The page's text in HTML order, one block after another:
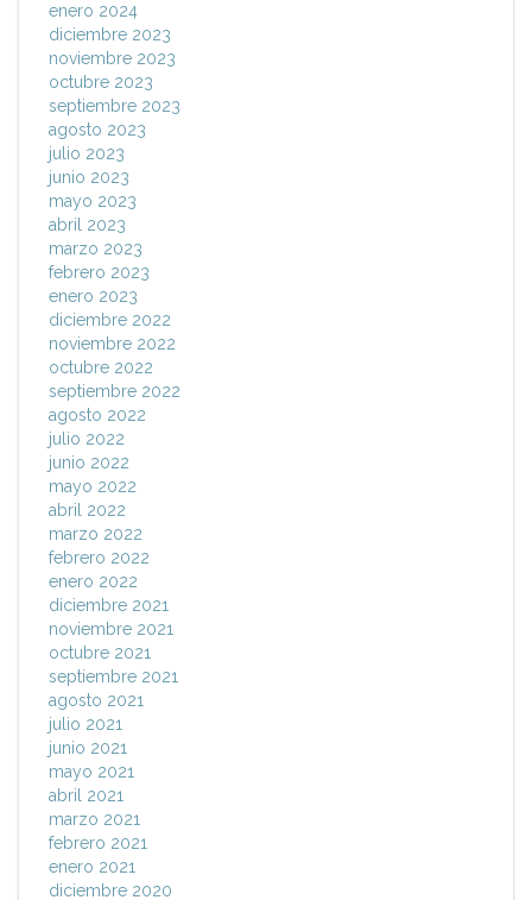
enero 2024
diciembre 2023
noviembre 2023
octubre 2023
septiembre 2023
agosto 2023
julio 2023
junio 2023
mayo 2023
abril 2023
marzo 2023
febrero 2023
enero 2023
diciembre 2022
noviembre 2022
octubre 2022
septiembre 2022
agosto 2022
julio 2022
junio 2022
mayo 2022
abril 2022
marzo 2022
febrero 2022
enero 2022
diciembre 2021
noviembre 2021
octubre 2021
septiembre 2021
agosto 2021
julio 2021
junio 2021
mayo 2021
abril 2021
marzo 2021
febrero 2021
enero 2021
diciembre 2020